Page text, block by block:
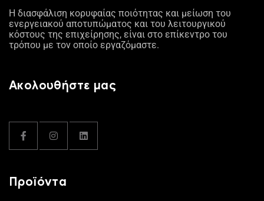
Η διασφάλιση κορυφαίας ποιότητας και μείωση του
ενεργειακού αποτυπώματος και του λειτουργικού
κόστους της επιχείρησης, είναι στο επίκεντρο του
τρόπου με τον οποίο εργαζόμαστε.
Ακολουθήστε μας
Προϊόντα